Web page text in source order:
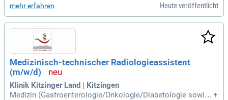
ehrjährige Berufserfahrung
mehr erfahren Heute veröffentlicht
Medizinisch-technischer Radiologieassistent
(m/w/d)
Klinik Kitzinger Land | Kitzingen
Medizin (Gastroenterologie/Onkologie/Diabetologie sowie +